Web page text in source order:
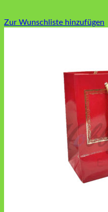
Zur Wunschliste hinzufügen